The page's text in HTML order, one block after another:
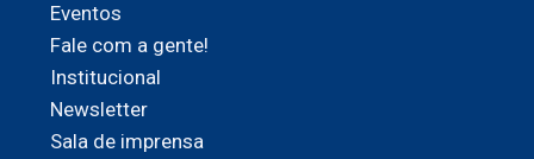
Eventos
Fale com a gente!
Institucional
Newsletter
Sala de imprensa